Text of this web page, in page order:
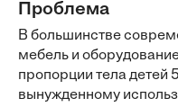
Проблема
В большинстве
мебель и
пропорции тела детей
вынужденному